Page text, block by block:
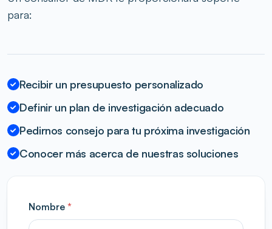
para:
Recibir un presupuesto personalizado
Definir un plan de investigación adecuado
Pedirnos consejo para tu próxima investigación
Conocer más acerca de nuestras soluciones
Nombre *